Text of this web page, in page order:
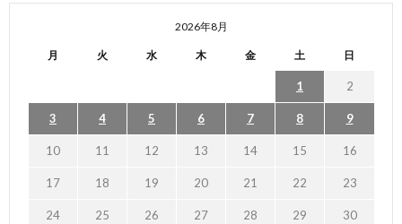
2026年8月
月 火 水 木 金 土 日
1 2
3 4 5 6 7 8 9
10 11 12 13 14 15 16
17 18 19 20 21 22 23
24 25 26 27 28 29 30